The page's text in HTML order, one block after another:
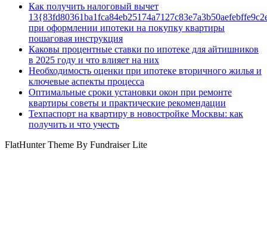
Как получить налоговый вычет
при оформлении ипотеки на покупку квартиры
пошаговая инструкция
Каковы процентные ставки по ипотеке для айтишников
в 2025 году и что влияет на них
Необходимость оценки при ипотеке вторичного жилья и
ключевые аспекты процесса
Оптимальные сроки установки окон при ремонте
квартиры советы и практические рекомендации
Техпаспорт на квартиру в новостройке Москвы: как
получить и что учесть
FlatHunter Theme By Fundraiser Lite